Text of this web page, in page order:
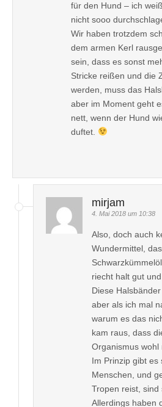
für den Hund – ich
nicht sooo
Wir haben trotzdem
dem armen Kerl
sein, dass es sonst
Stricke reißen und die
werden, muss das
aber im Moment geht
nett, wenn der Hund
duftet.
mirjam
4. Mai 2018 um 10:38
Also, doch auch
Wundermittel,
riecht halt gut
Diese
aber als ich mal
warum es das
kam raus, dass
Organismus wohl
Im Prinzip gibt es
Menschen, und
Tropen reist, sind
Allerdings haben